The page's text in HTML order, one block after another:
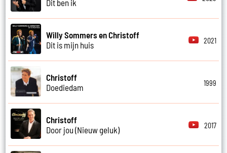
Dit ben ik
Willy Sommers en Christoff
Dit is mijn huis
2021
Christoff
Doediedam
1999
Christoff
Door jou (Nieuw geluk)
2017